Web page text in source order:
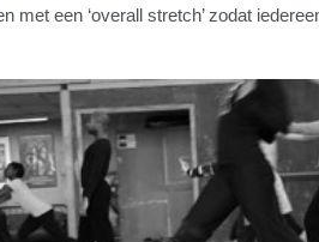
met een ‘overall stretch’ zodat